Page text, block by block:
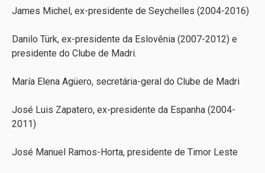
James Michel, ex-presidente de Seychelles (2004-2016)
Danilo Türk, ex-presidente da Eslovênia (2007-2012) e
presidente do Clube de Madri.
María Elena Agüero, secretária-geral do Clube de Madri
José Luis Zapatero, ex-presidente da Espanha (2004-
2011)
José Manuel Ramos-Horta, presidente de Timor Leste